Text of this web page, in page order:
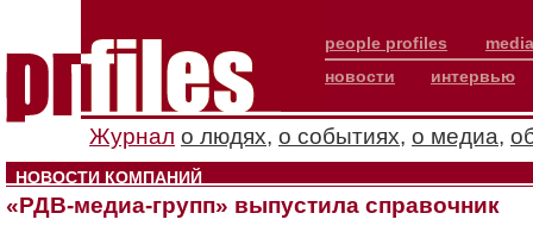
people profiles
новости
интервью
Журнал о людях, о событиях, о медиа,
НОВОСТИ КОМПАНИЙ
«РДВ-медиа-групп» выпустила справочник